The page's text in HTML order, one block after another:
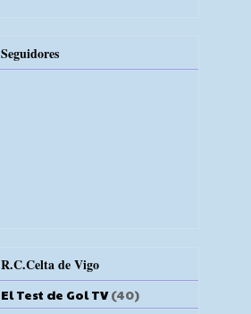
Seguidores
R.C.Celta de Vigo
El Test de Gol TV (40)